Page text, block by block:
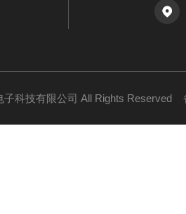
子科技有限公司 All Rights Reserved